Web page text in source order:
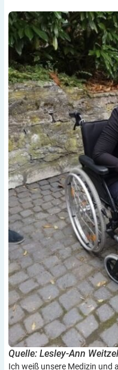
Quelle: Lesley-Ann Weitzel
Ich weiß unsere Medizin und